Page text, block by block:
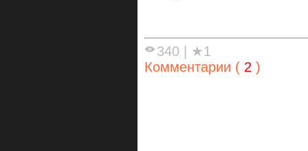
340
★1
Комментарии ( 2 )